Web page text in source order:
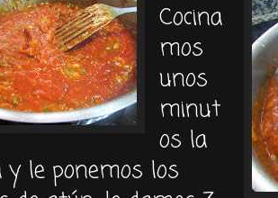
Cocina
mos
unos
minut
os la
y le ponemos los